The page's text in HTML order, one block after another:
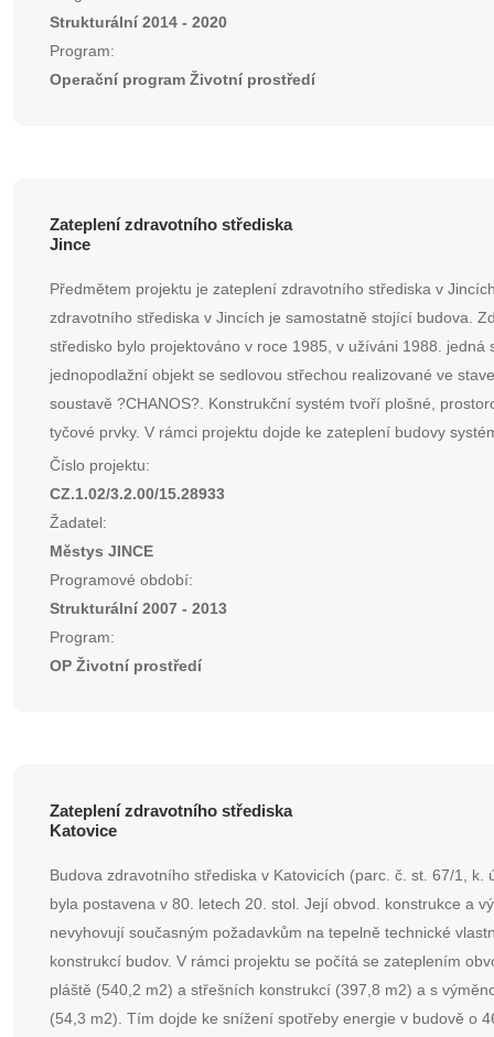
Strukturální 2014 - 2020
Program:
Operační program Životní prostředí
Zateplení zdravotního střediska
Jince
Předmětem projektu je zateplení zdravotního střediska v
zdravotního střediska v Jincích je samostatně stojící budova.
středisko bylo projektováno v roce 1985, v užíváni 1988. jedná
jednopodlažní objekt se sedlovou střechou realizované ve
soustavě ?CHANOS?. Konstrukční systém tvoří plošné,
tyčové prvky. V rámci projektu dojde ke zateplení budovy
Číslo projektu:
CZ.1.02/3.2.00/15.28933
Žadatel:
Městys JINCE
Programové období:
Strukturální 2007 - 2013
Program:
OP Životní prostředí
Zateplení zdravotního střediska
Katovice
Budova zdravotního střediska v Katovicích (parc. č. st. 67/1, k.
byla postavena v 80. letech 20. stol. Její obvod. konstrukce a
nevyhovují současným požadavkům na tepelně technické
konstrukcí budov. V rámci projektu se počítá se zateplením
pláště (540,2 m2) a střešních konstrukcí (397,8 m2) a s
(54,3 m2). Tím dojde ke snížení spotřeby energie v budově o